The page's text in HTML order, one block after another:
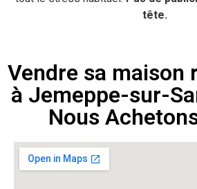
tête.
Vendre sa maison
à Jemeppe-sur-
Nous